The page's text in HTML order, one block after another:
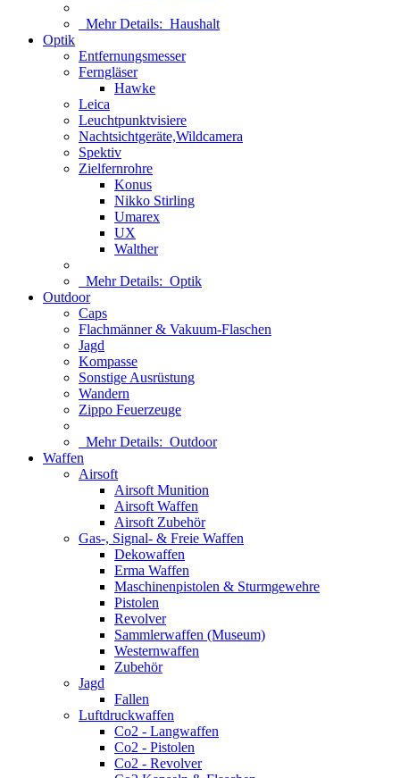
Mehr Details: Haushalt
Optik
Entfernungsmesser
Ferngläser
Hawke
Leica
Leuchtpunktvisiere
Nachtsichtgeräte,Wildcamera
Spektiv
Zielfernrohre
Konus
Nikko Stirling
Umarex
UX
Walther
Mehr Details: Optik
Outdoor
Caps
Flachmänner & Vakuum-Flaschen
Jagd
Kompasse
Sonstige Ausrüstung
Wandern
Zippo Feuerzeuge
Mehr Details: Outdoor
Waffen
Airsoft
Airsoft Munition
Airsoft Waffen
Airsoft Zubehör
Gas-, Signal- & Freie Waffen
Dekowaffen
Erma Waffen
Maschinenpistolen & Sturmgewehre
Pistolen
Revolver
Sammlerwaffen (Museum)
Westernwaffen
Zubehör
Jagd
Fallen
Luftdruckwaffen
Co2 - Langwaffen
Co2 - Pistolen
Co2 - Revolver